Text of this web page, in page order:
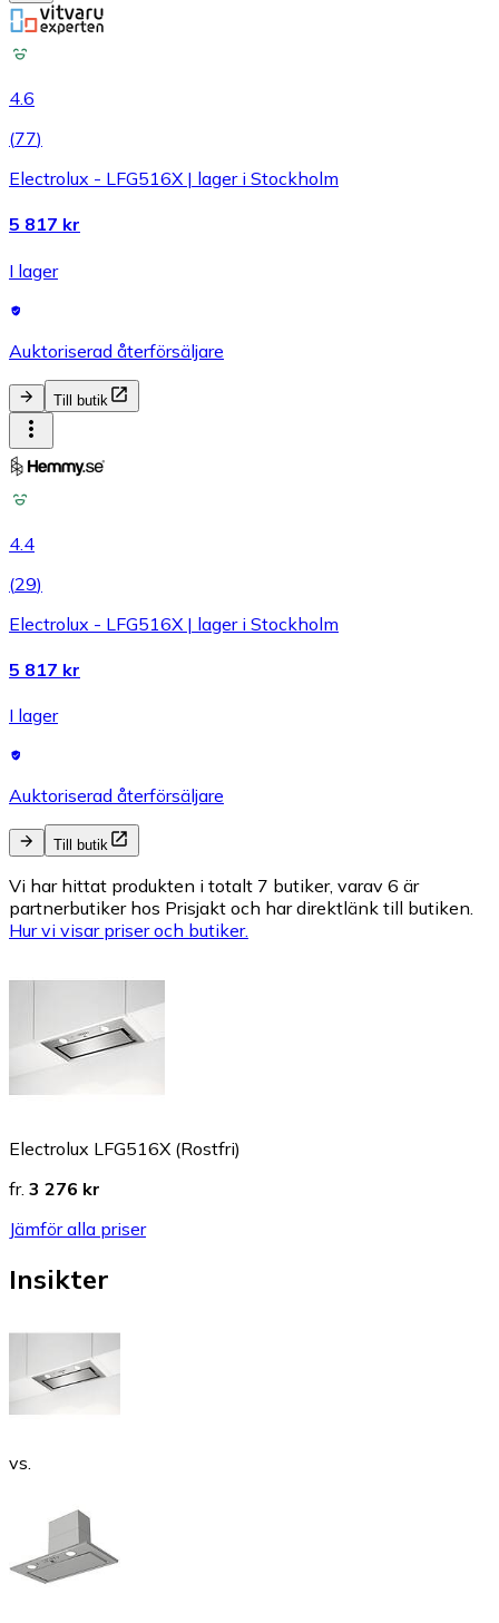
4.6
(77)
Electrolux - LFG516X | lager i Stockholm
5 817 kr
I lager
Auktoriserad återförsäljare
Till butik
4.4
(29)
Electrolux - LFG516X | lager i Stockholm
5 817 kr
I lager
Auktoriserad återförsäljare
Till butik
Vi har hittat produkten i totalt 7 butiker, varav 6 är
partnerbutiker hos Prisjakt och har direktlänk till butiken.
Hur vi visar priser och butiker.
Electrolux LFG516X (Rostfri)
fr. 3 276 kr
Jämför alla priser
Insikter
vs.